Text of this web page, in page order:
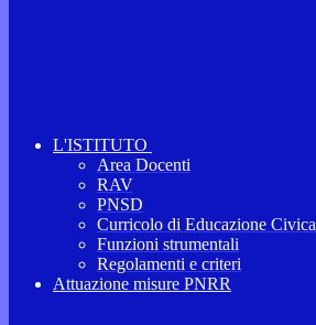
L'ISTITUTO
Area Docenti
RAV
PNSD
Curricolo di Educazione Civica
Funzioni strumentali
Regolamenti e criteri
Attuazione misure PNRR